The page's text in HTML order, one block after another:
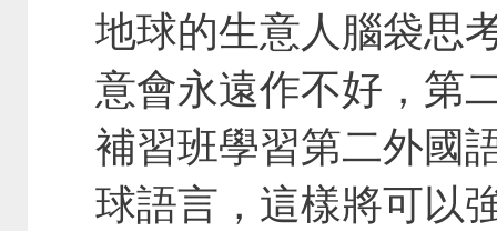
地球的生意人腦袋思
意會永遠作不好，第
補習班學習第二外國
球語言，這樣將可以